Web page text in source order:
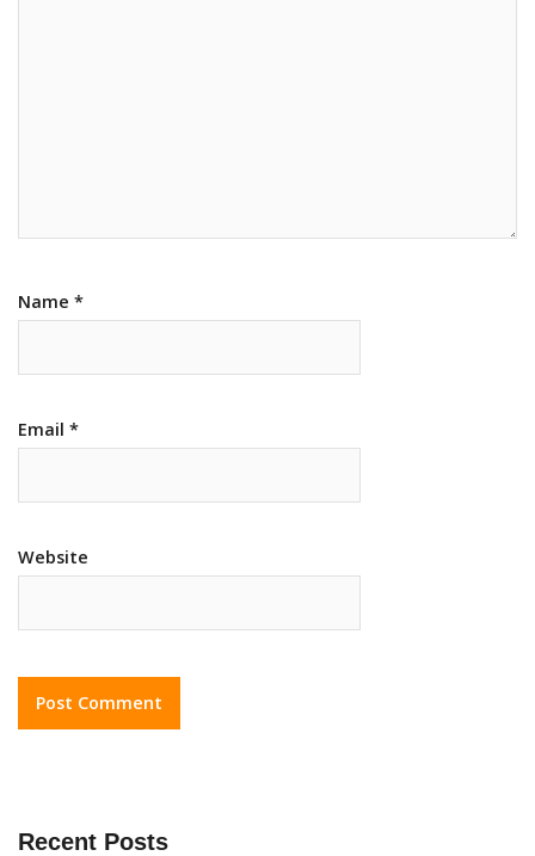
Name *
Email *
Website
Recent Posts